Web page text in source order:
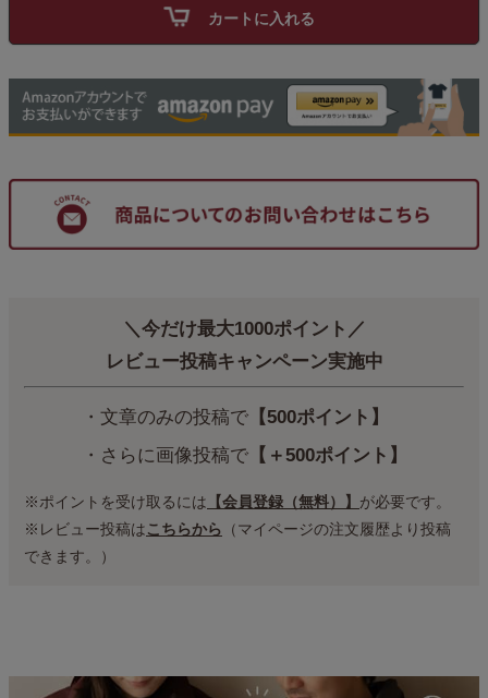
カートに入れる
＼今だけ最大1000ポイント／
レビュー投稿キャンペーン実施中
・文章のみの投稿で【500ポイント】
・さらに画像投稿で【＋500ポイント】
※ポイントを受け取るには 【会員登録（無料）】 が必要です。
※レビュー投稿はこちらから （マイページの注文履歴より投稿
できます。）